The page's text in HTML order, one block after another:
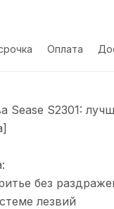
Оплата
Sease S2301:
без
лезвий